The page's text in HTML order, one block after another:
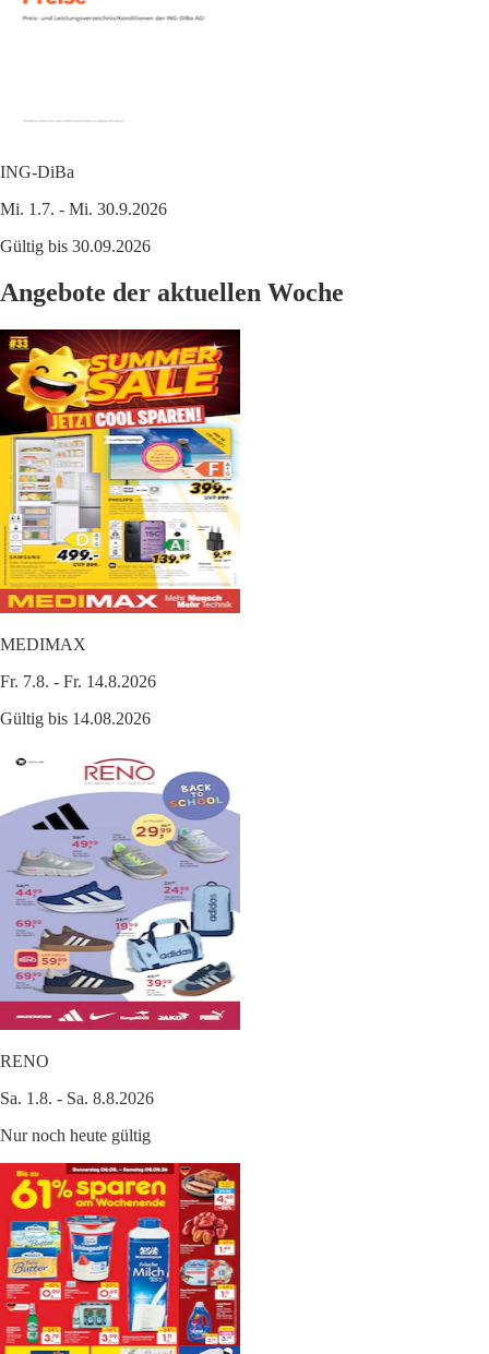
ING-DiBa
Mi. 1.7. - Mi. 30.9.2026
Gültig bis 30.09.2026
Angebote der aktuellen Woche
MEDIMAX
Fr. 7.8. - Fr. 14.8.2026
Gültig bis 14.08.2026
RENO
Sa. 1.8. - Sa. 8.8.2026
Nur noch heute gültig